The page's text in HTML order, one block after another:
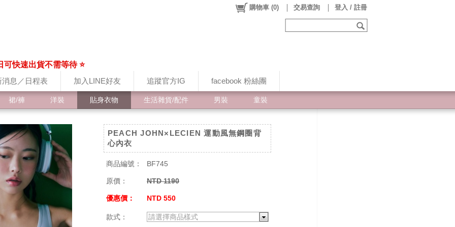
消息／日程表 加入LINE好友 追蹤官方IG facebook 粉絲團
購物車 (0) 交易查詢 登入 / 註冊
可快速出貨不需等待 ⭐
裙/褲 洋裝 貼身衣物 生活雜貨/配件 男裝 童裝
PEACH JOHN×LECIEN 運動風無鋼圈背
心內衣
商品編號： BF745
原價： NTD 1190
優惠價： NTD 550
款式： 請選擇商品樣式